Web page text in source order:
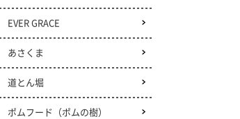
EVER GRACE
あさくま
道とん堀
ポムフード（ポムの樹）